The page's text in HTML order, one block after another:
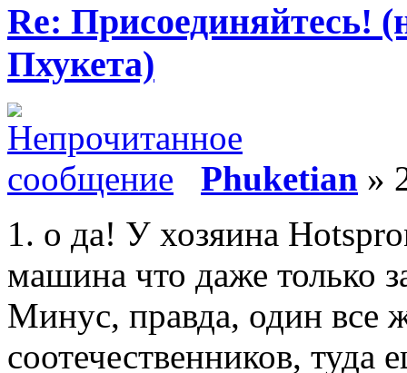
Re: Присоединяйтесь!
Пхукета)
Phuketian »
1. о да! У хозяина
машина что даже только
Минус, правда, один все
соотечественников, туда